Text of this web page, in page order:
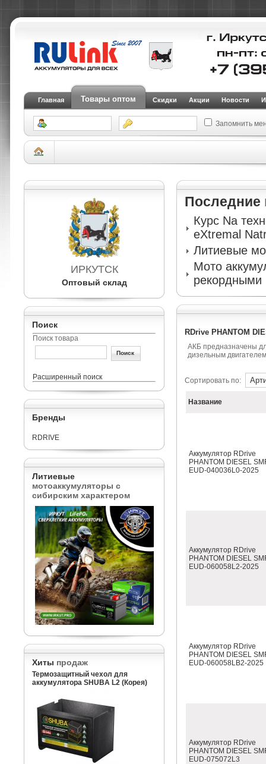
Главная Товары оптом Скидки Акции Новости
Запомнить
АКБ для легковых автомобилей и внедорожников
(SMF)
ИРКУТСК
Оптовый склад
Поиск
Поиск товара
Расширенный поиск
Бренды
RDRIVE
Литиевые
мотоаккумуляторы с
сибирским характером
Хиты продаж
Термозащитный чехол для
аккумулятора SHUBA L2 (Корея)
Последние
Курс Na
eXtremal
Литиевые
Мото
рекордными
RDrive PHANTOM
АКБ предназначены
дизельным
Сортировать по:
Название
Аккумулятор RDrive
PHANTOM DIESEL
EUD-040036L0-2025
Аккумулятор RDrive
PHANTOM DIESEL
EUD-060058L2-2025
Аккумулятор RDrive
PHANTOM DIESEL
EUD-060058LB2-2025
Аккумулятор RDrive
PHANTOM DIESEL
EUD-075072L3